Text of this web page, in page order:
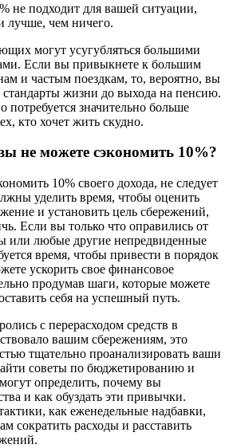
не подходит для вашей ситуации,
лучше, чем ничего.
могут усугубляться большими
Если вы привыкнете к большим
и частым поездкам, то, вероятно, вы
стандарты жизни до выхода на пенсию.
потребуется значительно больше
кто хочет жить скудно.
не можете сэкономить 10%?
10% своего дохода, не следует
уделить время, чтобы оценить
и установить цель сбережений,
Если вы только что оправились от
или любые другие непредвиденные
время, чтобы привести в порядок
ускорить свое финансовое
продумав шаги, которые можете
себя на успешный путь.
с перерасходом средств в
вашим сбережениям, это
тщательно проанализировать ваши
советы по бюджетированию и
определить, почему вы
и как обуздать эти привычки.
как еженедельные надбавки,
сократить расходы и расставить